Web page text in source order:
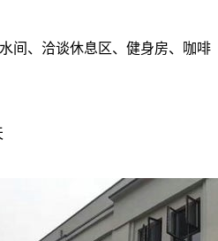
间、洽谈休息区、健身房、咖啡